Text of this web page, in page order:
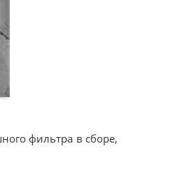
фильтра в сборе,